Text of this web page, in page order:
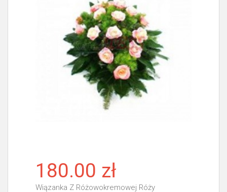
180.00 zł
Wiązanka Z Różowokremowej Róży